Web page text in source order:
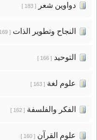
دواوين شعر[ 183 ]
النجاح وتطوير الذات[ 169 ]
التوحيد[ 166 ]
علوم لغة[ 163 ]
الفكر والفلسفة[ 162 ]
علوم القرآن[ 160 ]